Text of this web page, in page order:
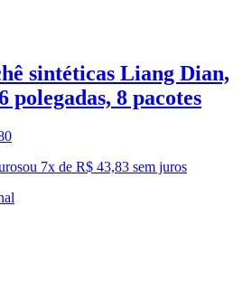
sintéticas Liang Dian,
polegadas, 8 pacotes
ou 7x de R$ 43,83 sem juros